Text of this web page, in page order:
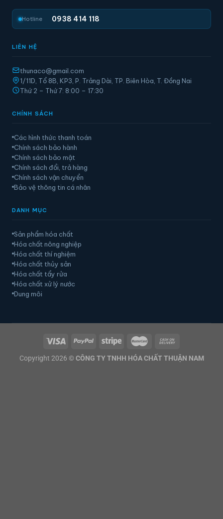
Hotline 0938 414 118
LIÊN HỆ
thunaco@gmail.com
1/11D, Tổ 8B, KP3, P. Trảng Dài, TP. Biên Hòa, T. Đồng Nai
Thứ 2 – Thứ 7: 8:00 – 17:30
CHÍNH SÁCH
Các hình thức thanh toán
Chính sách bảo hành
Chính sách bảo mật
Chính sách đổi, trả hàng
Chính sách vận chuyển
Bảo vệ thông tin cá nhân
DANH MỤC
Sản phẩm hóa chất
Hóa chất nông nghiệp
Hóa chất thí nghiệm
Hóa chất thủy sản
Hóa chất tẩy rửa
Hóa chất xử lý nước
Dung môi
Copyright 2026 © CÔNG TY TNHH HÓA CHẤT THUẬN NAM